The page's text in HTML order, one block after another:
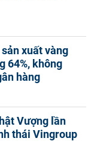
xuất vàng
64%, không
hàng
Vượng lần
thái Vingroup